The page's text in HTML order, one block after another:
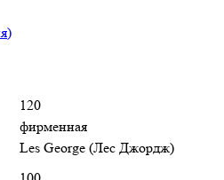
120
фирменная
Les George (Лес Джордж)